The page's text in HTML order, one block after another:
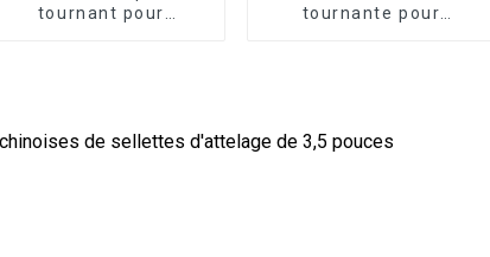
tournant pour
tournante pour